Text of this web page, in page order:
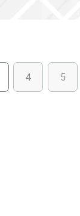
4 5